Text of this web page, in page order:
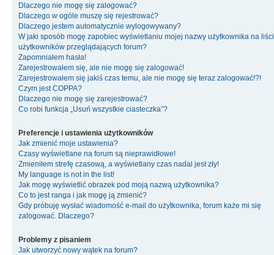
Dlaczego nie mogę się zalogować?
Dlaczego w ogóle muszę się rejestrować?
Dlaczego jestem automatycznie wylogowywany?
W jaki sposób mogę zapobiec wyświetlaniu mojej nazwy użytkownika na
użytkowników przeglądających forum?
Zapomniałem hasła!
Zarejestrowałem się, ale nie mogę się zalogować!
Zarejestrowałem się jakiś czas temu, ale nie mogę się teraz zalogować!?!
Czym jest COPPA?
Dlaczego nie mogę się zarejestrować?
Co robi funkcja „Usuń wszystkie ciasteczka”?
Preferencje i ustawienia użytkowników
Jak zmienić moje ustawienia?
Czasy wyświetlane na forum są nieprawidłowe!
Zmieniłem strefę czasową, a wyświetlany czas nadal jest zły!
My language is not in the list!
Jak mogę wyświetlić obrazek pod moją nazwą użytkownika?
Co to jest ranga i jak mogę ją zmienić?
Gdy próbuję wysłać wiadomość e-mail do użytkownika, forum każe mi się
zalogować. Dlaczego?
Problemy z pisaniem
Jak utworzyć nowy wątek na forum?